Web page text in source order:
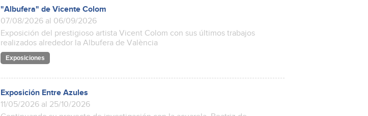
"Albufera" de Vicente Colom
07/08/2026 al 06/09/2026
Exposición del prestigioso artista Vicent Colom con sus últimos trabajos
realizados alrededor la Albufera de València
Exposiciones
Exposición Entre Azules
11/05/2026 al 25/10/2026